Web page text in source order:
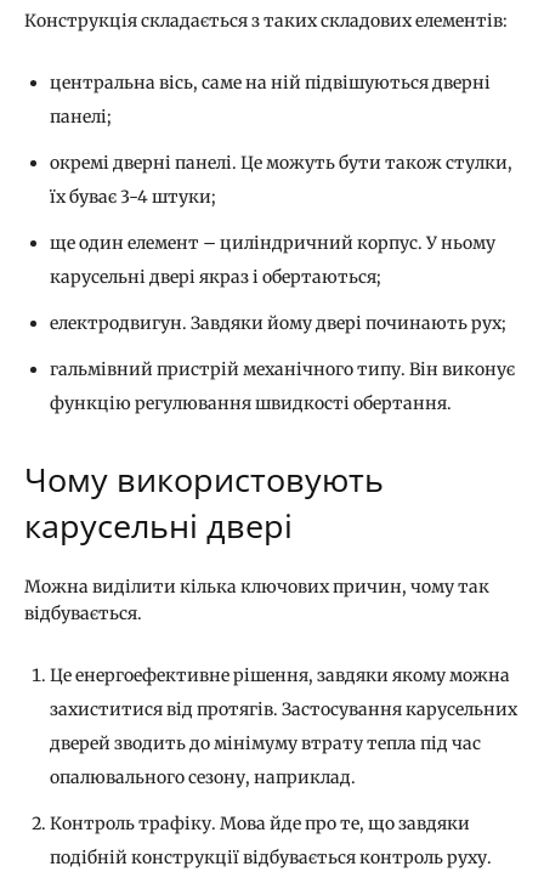
Конструкція складається з таких складових елементів:
центральна вісь, саме на ній підвішуються дверні
панелі;
окремі дверні панелі. Це можуть бути також стулки,
їх буває 3-4 штуки;
ще один елемент – циліндричний корпус. У ньому
карусельні двері якраз і обертаються;
електродвигун. Завдяки йому двері починають рух;
гальмівний пристрій механічного типу. Він виконує
функцію регулювання швидкості обертання.
Чому використовують
карусельні двері
Можна виділити кілька ключових причин, чому так
відбувається.
Це енергоефективне рішення, завдяки якому можна
захиститися від протягів. Застосування карусельних
дверей зводить до мінімуму втрату тепла під час
опалювального сезону, наприклад.
Контроль трафіку. Мова йде про те, що завдяки
подібній конструкції відбувається контроль руху.